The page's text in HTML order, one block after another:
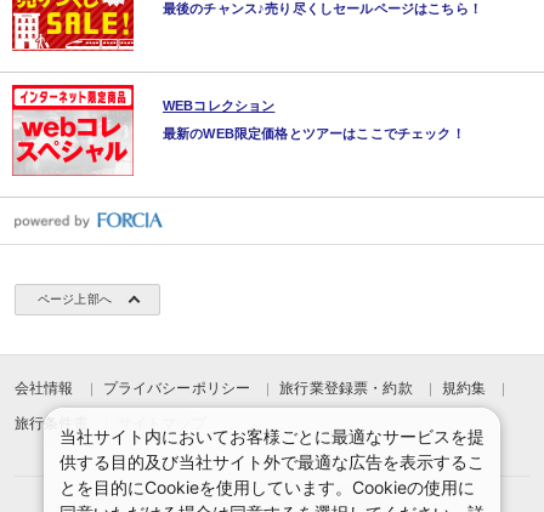
最後のチャンス♪売り尽くしセールページはこちら！
WEBコレクション
最新のWEB限定価格とツアーはここでチェック！
ページ上部へ
会社情報 プライバシーポリシー 旅行業登録票・約款 規約集
旅行条件書
当社サイト内においてお客様ごとに最適なサービスを提
供する目的及び当社サイト外で最適な広告を表示するこ
とを目的にCookieを使用しています。Cookieの使用に